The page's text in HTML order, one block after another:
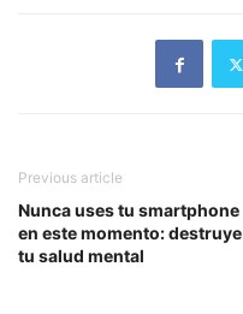
Previous article
Nunca uses tu smartphone
en este momento: destruye
tu salud mental